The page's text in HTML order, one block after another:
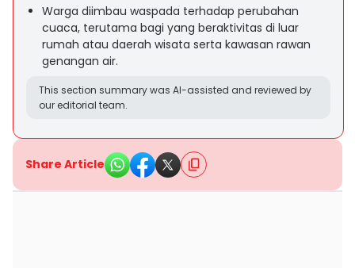
Warga diimbau waspada terhadap perubahan
cuaca, terutama bagi yang beraktivitas di luar
rumah atau daerah wisata serta kawasan rawan
genangan air.
This section summary was AI-assisted and reviewed by
our editorial team.
Share Article